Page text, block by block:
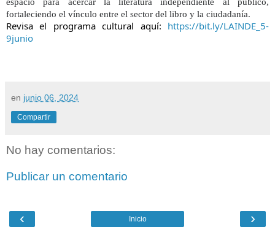
fortaleciendo el vínculo entre el sector del libro y la ciudadanía.
Revisa el programa cultural aquí: https://bit.ly/LAINDE_5-
9junio
en junio 06, 2024
Compartir
No hay comentarios:
Publicar un comentario
‹ ›
Inicio